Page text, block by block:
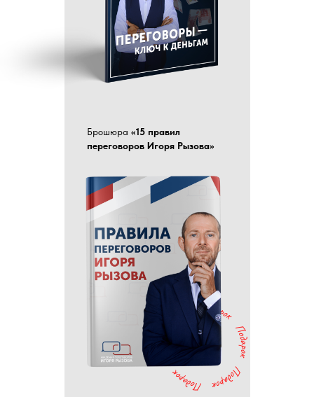
Брошюра «15 правил
переговоров Игоря Рызова»